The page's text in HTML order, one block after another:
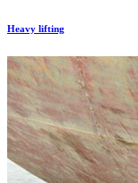
Heavy lifting